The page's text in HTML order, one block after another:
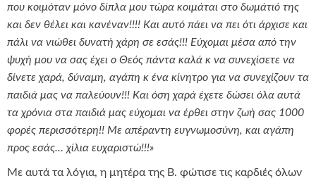
που κοιμόταν μόνο δίπλα μου τώρα κοιμάται στο δωμάτιό της
και δεν θέλει και κανέναν!!!! Και αυτό πάει να πει ότι άρχισε και
πάλι να νιώθει δυνατή χάρη σε εσάς!!! Εύχομαι μέσα από την
ψυχή μου να σας έχει ο Θεός πάντα καλά κ να συνεχίσετε να
δίνετε χαρά, δύναμη, αγάπη κ ένα κίνητρο για να συνεχίζουν τα
παιδιά μας να παλεύουν!!! Και όση χαρά έχετε δώσει όλα αυτά
τα χρόνια στα παιδιά μας εύχομαι να έρθει στην ζωή σας 1000
φορές περισσότερη!! Με απέραντη ευγνωμοσύνη, και αγάπη
προς εσάς… χίλια ευχαριστώ!!!»
Με αυτά τα λόγια, η μητέρα της Β. φώτισε τις καρδιές όλων